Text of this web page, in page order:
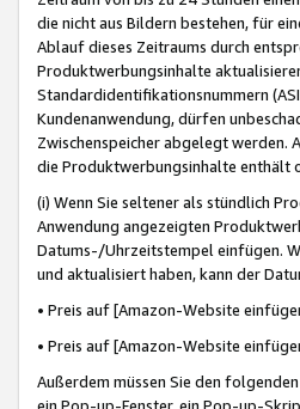
die nicht aus Bildern bestehen, für
Ablauf dieses Zeitraums durch
Produktwerbungsinhalte
Standardidentifikationsnummern
Kundenanwendung, dürfen
Zwischenspeicher abgelegt werden.
die Produktwerbungsinhalte enthält
(i) Wenn Sie seltener als stündlich
Anwendung angezeigten
Datums-/Uhrzeitstempel einfügen.
und aktualisiert haben, kann der
• Preis auf [Amazon-Website
• Preis auf [Amazon-Website
Außerdem müssen Sie den
ein Pop-up-Fenster, ein Pop-up-